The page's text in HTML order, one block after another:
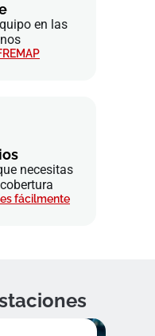
en las
necesitas
fácilmente